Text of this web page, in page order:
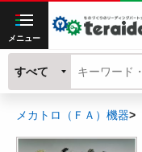
メニュー
すべて
メカトロ（ＦＡ）機器